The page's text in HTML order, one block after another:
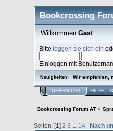
Bookcrossing
Willkommen Gast
Bitteloggen sie sich ein
Einloggen mit
Neuigkeiten: Wir empfehlen,
ÜBERSICHT HILFE
Bookcrossing Forum AT>
Seiten: [1] 2 3 ... 14
Nach